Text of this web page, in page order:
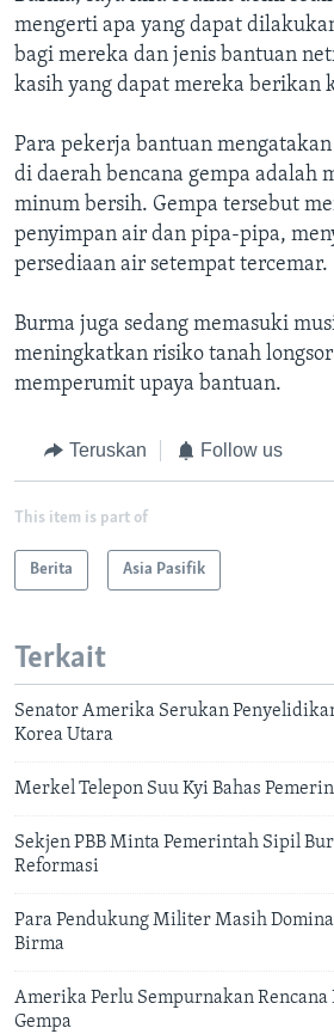
mengerti apa yang dapat
bagi mereka dan jenis bantuan
kasih yang dapat mereka berikan
Para pekerja bantuan
di daerah bencana gempa adalah
minum bersih. Gempa tersebut
penyimpan air dan pipa-pipa,
persediaan air setempat tercemar.
Burma juga sedang memasuki
meningkatkan risiko tanah
memperumit upaya bantuan.
Teruskan Follow us
This item is part of
Berita Asia Pasifik
Terkait
Senator Amerika Serukan
Korea Utara
Merkel Telepon Suu Kyi Bahas
Sekjen PBB Minta Pemerintah Sipil
Reformasi
Para Pendukung Militer Masih
Birma
Amerika Perlu Sempurnakan Rencana
Gempa